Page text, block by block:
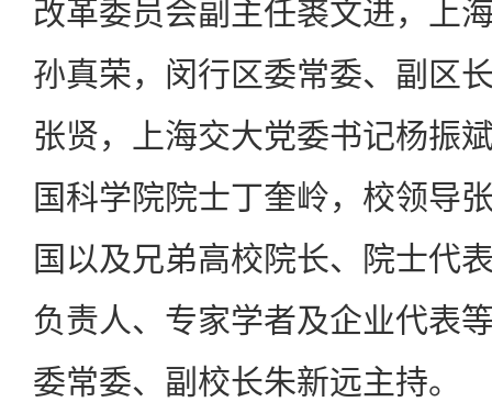
改革委员会副主任裘文进，上
孙真荣，闵行区委常委、副区
张贤，上海交大党委书记杨振
国科学院院士丁奎岭，校领导
国以及兄弟高校院长、院士代
负责人、专家学者及企业代表
委常委、副校长朱新远主持。